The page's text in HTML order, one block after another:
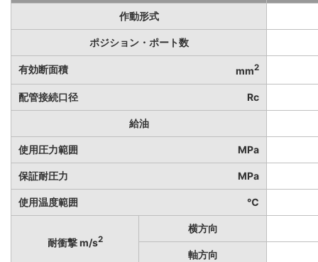
作動形式
ポジション・ポート数
有効断面積 mm2
配管接続口径 Rc
給油
使用圧力範囲 MPa
保証耐圧力 MPa
使用温度範囲 ℃
耐衝撃 m/s2
横方向
軸方向